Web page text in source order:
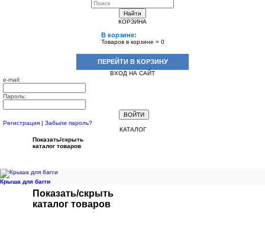
Найти
КОРЗИНА
В корзине:
Товаров в корзине = 0
ПЕРЕЙТИ В КОРЗИНУ
ВХОД НА САЙТ
e-mail:
Пароль:
Регистрация
Забыли пароль?
КАТАЛОГ
Показать/скрыть
каталог товаров
Крыша для багги
Показать/скрыть
каталог товаров